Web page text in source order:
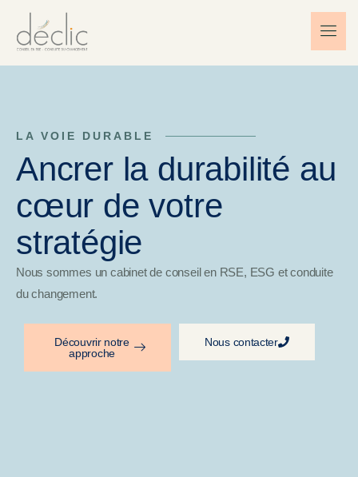
LA VOIE DURABLE
Ancrer la durabilité au
cœur de votre
stratégie
Nous sommes un cabinet de conseil en RSE, ESG et conduite
du changement.
Découvrir notre
approche
Nous contacter